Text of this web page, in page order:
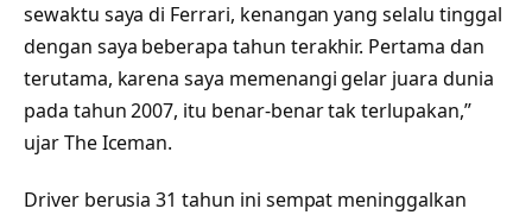
sewaktu saya di Ferrari, kenangan yang selalu tinggal
dengan saya beberapa tahun terakhir. Pertama dan
terutama, karena saya memenangi gelar juara dunia
pada tahun 2007, itu benar-benar tak terlupakan,”
ujar The Iceman.
Driver berusia 31 tahun ini sempat meninggalkan